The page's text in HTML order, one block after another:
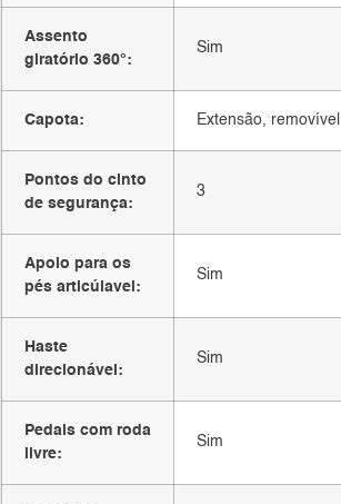
Assento
giratório 360°:
Sim
Capota: Extensão, removível
Pontos do cinto
de segurança:
3
Apoio para os
pés articúlavel:
Sim
Haste
direcionável:
Sim
Pedais com roda
livre:
Sim